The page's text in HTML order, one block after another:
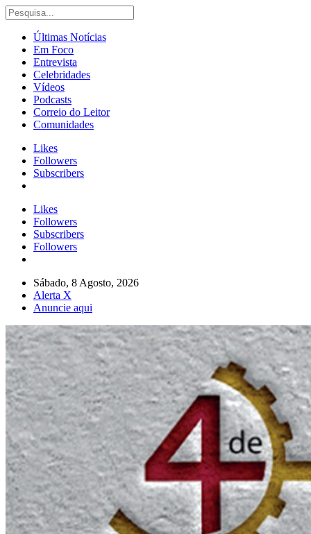
Últimas Notícias
Em Foco
Entrevista
Celebridades
Vídeos
Podcasts
Correio do Leitor
Comunidades
Likes
Followers
Subscribers
Likes
Followers
Subscribers
Followers
Sábado, 8 Agosto, 2026
Alerta X
Anuncie aqui